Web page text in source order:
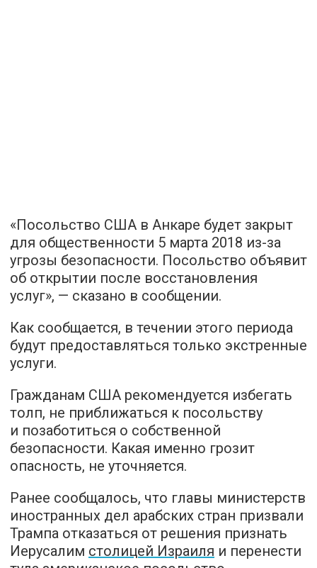
«Посольство США в Анкаре будет закрыт
для общественности 5 марта 2018 из-за
угрозы безопасности. Посольство объявит
об открытии после восстановления
услуг», — сказано в сообщении.
Как сообщается, в течении этого периода
будут предоставляться только экстренные
услуги.
Гражданам США рекомендуется избегать
толп, не приближаться к посольству
и позаботиться о собственной
безопасности. Какая именно грозит
опасность, не уточняется.
Ранее сообщалось, что главы министерств
иностранных дел арабских стран призвали
Трампа отказаться от решения признать
Иерусалим столицей Израиля и перенести